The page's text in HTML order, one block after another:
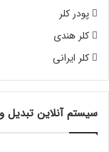
پودر کلر
کلر هندی
کلر ایرانی
سیستم آنلاین